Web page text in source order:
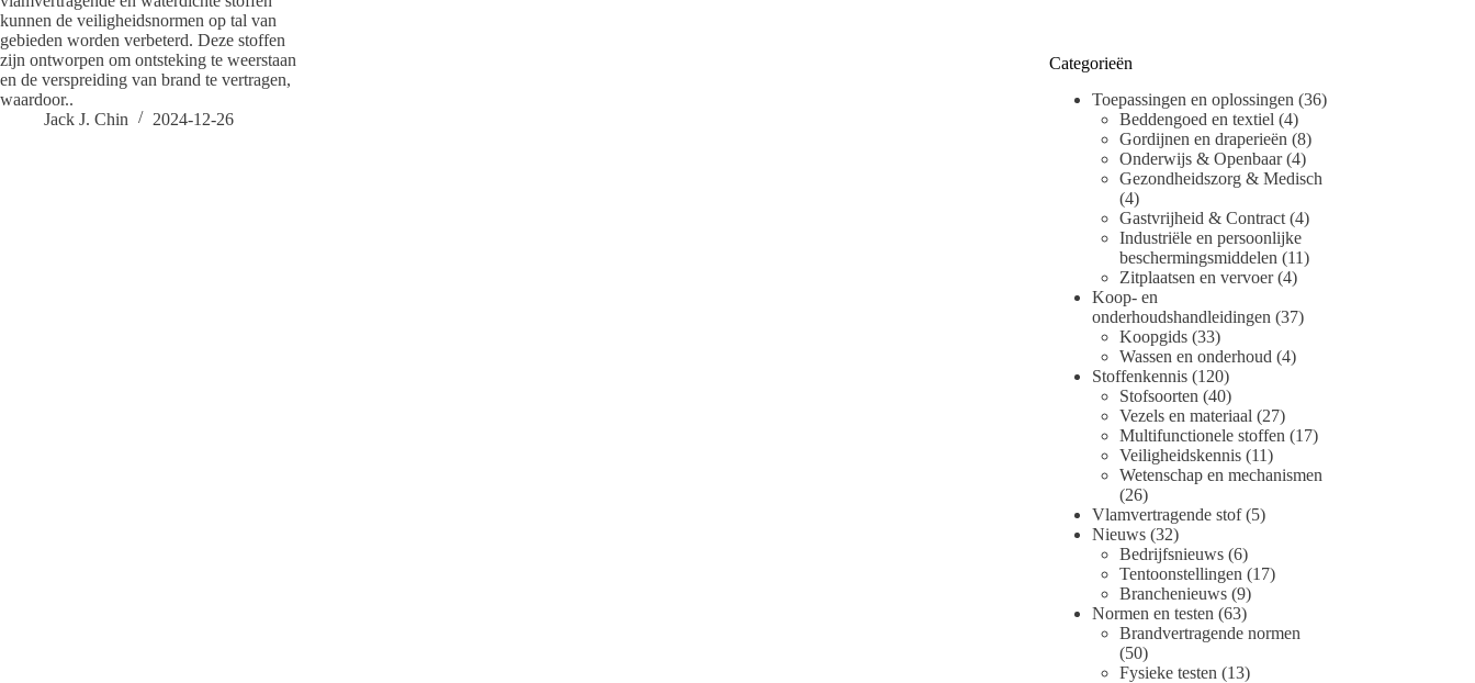
kunnen de veiligheidsnormen op tal van
gebieden worden verbeterd. Deze stoffen
zijn ontworpen om ontsteking te weerstaan ​​
en de verspreiding van brand te vertragen,
waardoor..
Jack J. Chin
2024-12-26
Categorieën
Toepassingen en oplossingen (36)
Beddengoed en textiel (4)
Gordijnen en draperieën (8)
Onderwijs & Openbaar(4)
Gezondheidszorg & Medisch
(4)
Gastvrijheid & Contract(4)
Industriële en persoonlijke
beschermingsmiddelen (11)
Zitplaatsen en vervoer(4)
Koop- en
onderhoudshandleidingen (37)
Koopgids(33)
Wassen en onderhoud (4)
Stoffenkennis(120)
Stofsoorten (40)
Vezels en materiaal (27)
Multifunctionele stoffen (17)
Veiligheidskennis(11)
Wetenschap en mechanismen
(26)
Vlamvertragende stof(5)
Nieuws(32)
Bedrijfsnieuws(6)
Tentoonstellingen (17)
Branchenieuws(9)
Normen en testen (63)
Brandvertragende normen
(50)
Fysieke testen (13)